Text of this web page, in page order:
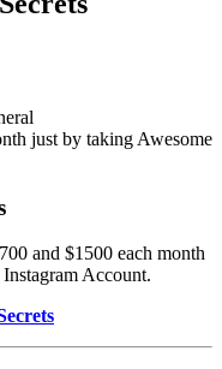
just by taking Awesome
and $1500 each month
Account.